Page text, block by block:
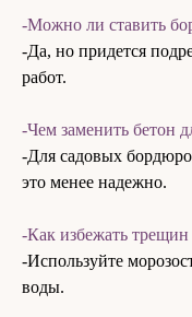
-Можно ли ставить
-Да, но придется
работ.
-Чем заменить бетон
-Для садовых
это менее надежно.
-Как избежать
-Используйте
воды.